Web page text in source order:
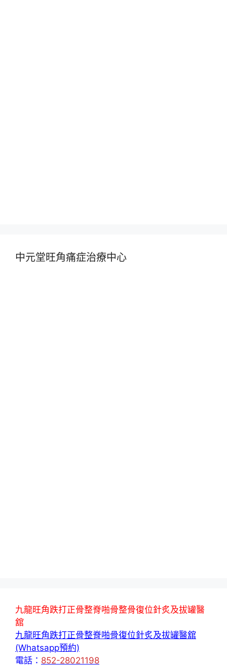
中元堂旺角痛症治療中心
九龍旺角跌打正骨整脊啪骨整骨復位針炙及拔罐醫
舘
九龍旺角跌打正骨整脊啪骨復位針炙及拔罐醫舘
(Whatsapp預約)
電話： 852-28021198